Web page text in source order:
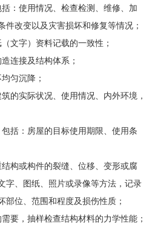
：使用情况、检查检测、维修、加
件改变以及灾害损坏和修复等情况；
文字）资料记载的一致性；
连接及结构体系；
匀沉降；
的实际状况、使用情况、内外环境，
括：房屋的目标使用期限、使用条
构或构件的裂缝、位移、变形或腐
字、图纸、照片或录像等方法，记录
部位、范围和程度及损伤性质；
要，抽样检查结构材料的力学性能；